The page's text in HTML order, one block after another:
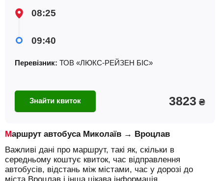
08:25
09:40
Перевізник: ТОВ «ЛЮКС-РЕЙЗЕН БІС»
Знайти квиток 3823 ₴
Маршрут автобуса Миколаїв → Вроцлав
Важливі дані про маршрут, такі як, скільки в
середньому коштує квиток, час відправлення
автобусів, відстань між містами, час у дорозі до